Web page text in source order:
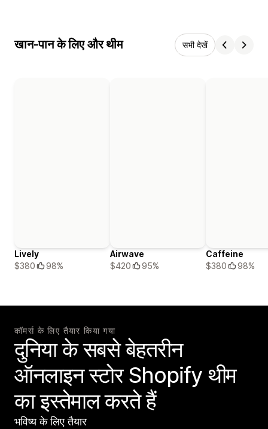
खान-पान के लिए और थीम सभी देखें
Lively
$380
98%
Airwave
$420
95%
Caffeine
$380
98%
कॉमर्स के लिए तैयार किया गया
दुनिया के सबसे बेहतरीन
ऑनलाइन स्टोर Shopify थीम
का इस्तेमाल करते हैं
भविष्य के लिए तैयार